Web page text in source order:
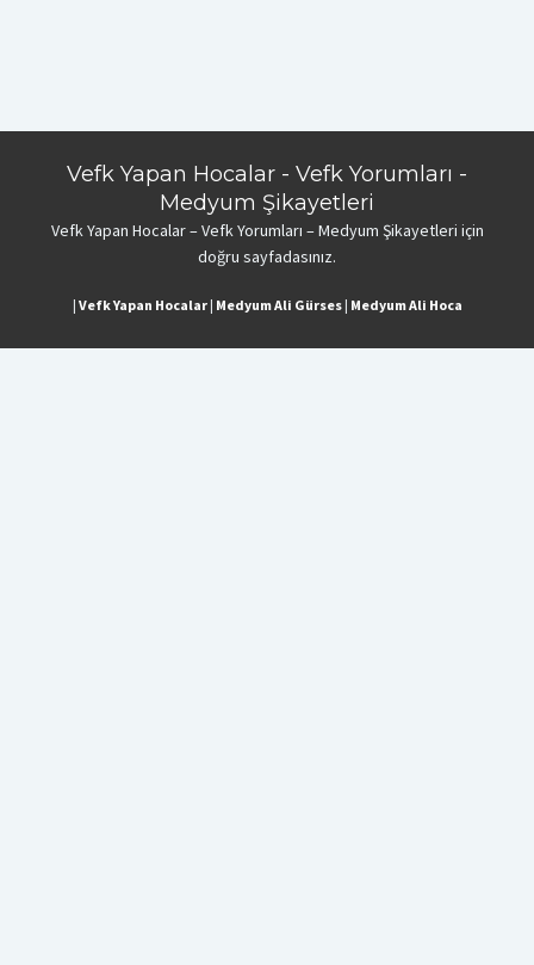
Vefk Yapan Hocalar - Vefk Yorumları -
Medyum Şikayetleri
Vefk Yapan Hocalar – Vefk Yorumları – Medyum Şikayetleri için
doğru sayfadasınız.
| Vefk Yapan Hocalar| Medyum Ali Gürses| Medyum Ali Hoca